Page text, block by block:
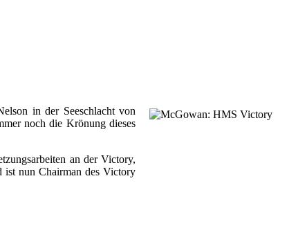
in der Seeschlacht von
noch die Krönung dieses
an der Victory,
ist nun Chairman des Victory